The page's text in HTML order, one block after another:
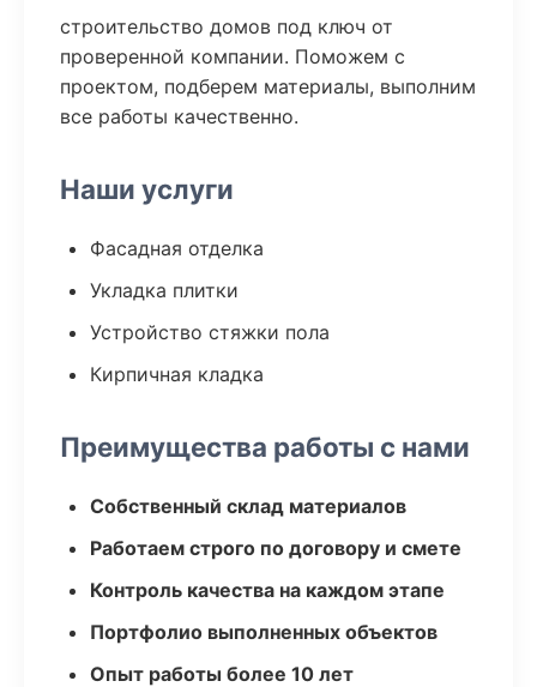
строительство домов под ключ от
проверенной компании. Поможем с
проектом, подберем материалы, выполним
все работы качественно.
Наши услуги
Фасадная отделка
Укладка плитки
Устройство стяжки пола
Кирпичная кладка
Преимущества работы с нами
Собственный склад материалов
Работаем строго по договору и смете
Контроль качества на каждом этапе
Портфолио выполненных объектов
Опыт работы более 10 лет